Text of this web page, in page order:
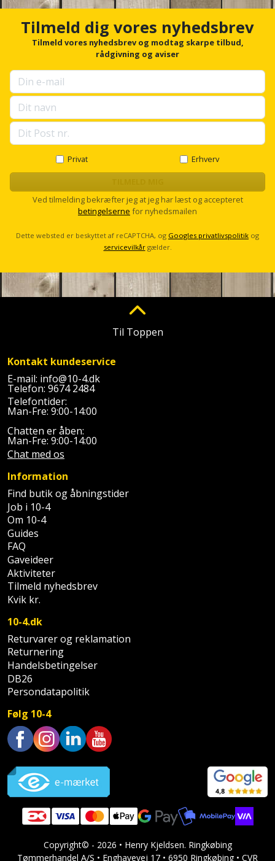
Søm
Sternbeklædning
Tag
og
tagplader
Terrassebrædder
Terrasseopklodsning
Tråd
byggeri
Vinduer
Oliekande
Palleløfter
Polsøger
Profilsaks
Reb
og
Renseservietter
Saks
Savklinge
Skraber
Skruestik
Skruetrækker
Skruetvinge
Slibeartikler
Smøring
og
rustopløser
Soldater
støtte
og
teleskopstøtte
Stålbørste
Stemmejern
Stige
Stillads
Tænger
Tagpapbrænder
Tapetværktøj
Industristøvsuger
Kantfræser
Kantlimer
Kantlimertilbehør
og
geringssav
Klippeværktøj
Lader
Ligesliber
Limpistol
Linjelaser
Loddekolbe
Luftværktøj
Måleinstrumenter
Malersprøjte
Mejselhammer
Multicutter
Multicuttertilbehør
Multisliber
Nedbrydningshammer
Overfræser
Overfræsertilbehør
Polermaskine
Rillefræser
Højbede
Højtaler
Hylder
Jagt
og
Jul
Køkkenudstyr
Merchandise
Mobiltilbehør
Pavillon
Personlig
pleje
Plantekasser
Postkasse
Postkassestander
Prepping
Presenning
Redskabsskur
Rengøring
Sikkerhed
i
hjemmet
Skadedyrsbekæmpelse
Skraldespandsskjuler
Skydelåge
c
r
u
p
s
e
l
l
o
Tilmeld dig vores nyhedsbrev
Tilmeld vores nyhedsbrev og modtag skarpe tilbud,
rådgivning og aviser
Privat Erhverv
Ved tilmelding bekræfter jeg at jeg har læst og accepteret
betingelserne for nyhedsmailen
Dette websted er beskyttet af reCAPTCHA, og Googles privatlivspolitik og
servicevilkårgælder.
Til Toppen
Kontakt kundeservice
E-mail: info@10-4.dk
Telefon: 9674 2484
Telefontider:
Man-Fre: 9:00-14:00
Chatten er åben:
Man-Fre: 9:00-14:00
Chat med os
Information
Find butik og åbningstider
Job i 10-4
Om 10-4
Guides
FAQ
Gaveideer
Aktiviteter
Tilmeld nyhedsbrev
Kvik kr.
10-4.dk
Returvarer og reklamation
Returnering
Handelsbetingelser
DB26
Persondatapolitik
Følg 10-4
Copyright© - 2026 • Henry Kjeldsen. Ringkøbing
Tømmerhandel A/S • Enghavevej 17 • 6950 Ringkøbing • CVR